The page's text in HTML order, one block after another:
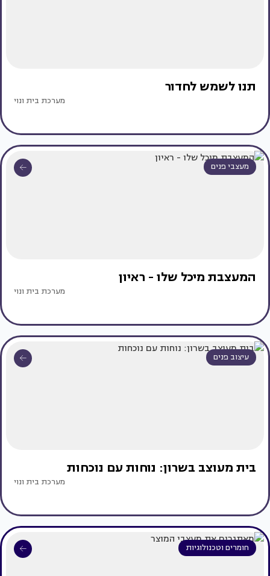
תנו לשמש לחדור
מערכת בית ונוי
מעצבי פנים
המעצבת מיכל שלו - ראיון
מערכת בית ונוי
עיצוב פנים
בית מעוצב בשרון: נוחות עם נוכחות
מערכת בית ונוי
חומרים וטכנולוגיות